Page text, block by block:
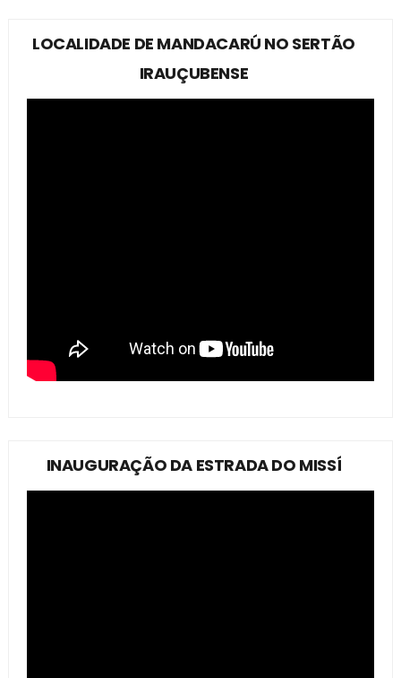
LOCALIDADE DE MANDACARÚ NO SERTÃO
IRAUÇUBENSE
INAUGURAÇÃO DA ESTRADA DO MISSÍ